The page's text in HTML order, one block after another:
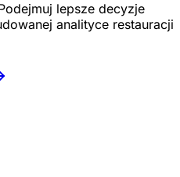
lepsze decyzje
analityce restauracji